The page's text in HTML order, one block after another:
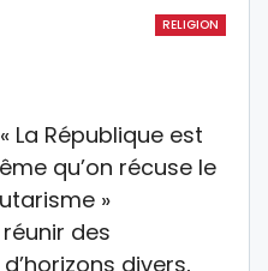
RELIGION
des
divers,